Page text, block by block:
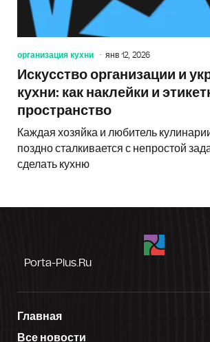
организация кухни янв 12, 2026
Искусство организации и
кухни: как наклейки и
пространство
Каждая хозяйка и любитель
поздно сталкивается с непростой
сделать кухню
Porta-Plus.ru
Главная
Все новости